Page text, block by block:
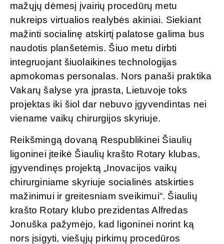
mažųjų dėmesį įvairių procedūrų metu
nukreips virtualios realybės akiniai. Siekiant
mažinti socialinę atskirtį palatose galima bus
naudotis planšetėmis. Šiuo metu dirbti
integruojant šiuolaikines technologijas
apmokomas personalas. Nors panaši praktika
Vakarų šalyse yra įprasta, Lietuvoje toks
projektas iki šiol dar nebuvo įgyvendintas nei
viename vaikų chirurgijos skyriuje.
Reikšmingą dovaną Respublikinei Šiaulių
ligoninei įteikė Šiaulių krašto Rotary klubas,
įgyvendinęs projektą „Inovacijos vaikų
chirurginiame skyriuje socialinės atskirties
mažinimui ir greitesniam sveikimui“. Šiaulių
krašto Rotary klubo prezidentas Alfredas
Jonuška pažymėjo, kad ligoninei norint ką
nors įsigyti, viešųjų pirkimų procedūros